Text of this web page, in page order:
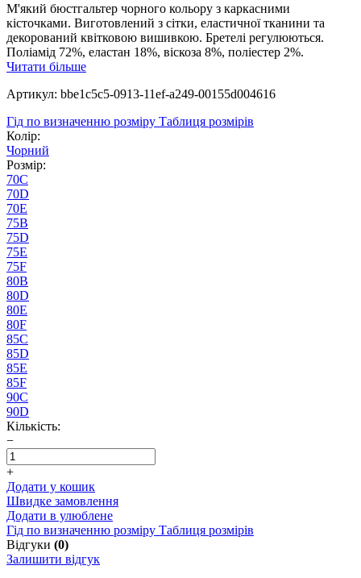
М'який бюстгальтер чорного кольору з каркасними
кісточками. Виготовлений з сітки, еластичної тканини та
декорований квітковою вишивкою. Бретелі регулюються.
Поліамід 72%, еластан 18%, віскоза 8%, поліестер 2%.
Читати більше
Артикул: bbe1c5c5-0913-11ef-a249-00155d004616
Гід по визначенню розміру Таблиця розмірів
Колір:
Чорний
Розмір:
70C
70D
70E
75B
75D
75E
75F
80B
80D
80E
80F
85C
85D
85E
85F
90C
90D
Кількість:
−
+
Додати у кошик
Швидке замовлення
Додати в улюблене
Гід по визначенню розміру Таблиця розмірів
Відгуки (0)
Залишити відгук